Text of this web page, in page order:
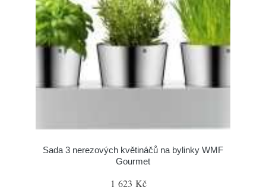
Sada 3 nerezových květináčů na bylinky WMF
Gourmet
1 623 Kč